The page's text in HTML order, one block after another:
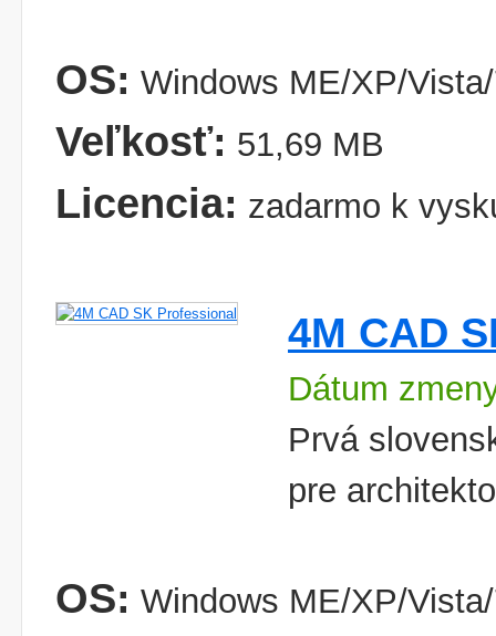
OS: Windows ME/XP/
Veľkosť: 51,69 MB
Licencia: zadarmo k
4M CAD
Dátum
Prvá
pre
OS: Windows ME/XP/